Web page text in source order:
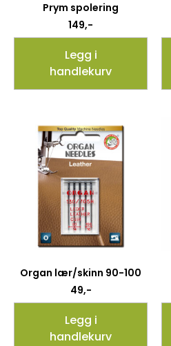
Prym spolering
149,-
Legg i
handlekurv
Organ lær/skinn 90-100
49,-
Legg i
handlekurv